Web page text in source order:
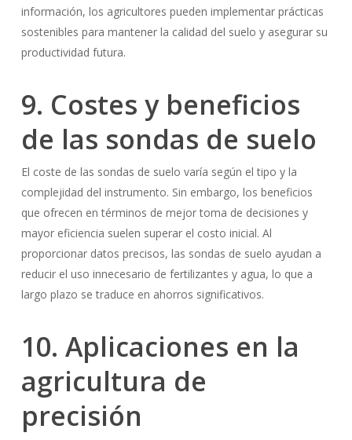
No hay productos en el carrito.
Go To Shop
información, los agricultores pueden implementar prácticas
sostenibles para mantener la calidad del suelo y asegurar su
productividad futura.
9. Costes y beneficios
de las sondas de suelo
El coste de las sondas de suelo varía según el tipo y la
complejidad del instrumento. Sin embargo, los beneficios
que ofrecen en términos de mejor toma de decisiones y
mayor eficiencia suelen superar el costo inicial. Al
proporcionar datos precisos, las sondas de suelo ayudan a
reducir el uso innecesario de fertilizantes y agua, lo que a
largo plazo se traduce en ahorros significativos.
10. Aplicaciones en la
agricultura de
precisión